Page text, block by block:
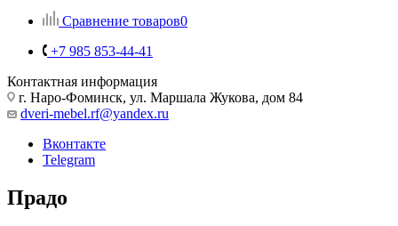
Сравнение товаров0
+7 985 853-44-41
Контактная информация
г. Наро-Фоминск, ул. Маршала Жукова, дом 84
dveri-mebel.rf@yandex.ru
Вконтакте
Telegram
Прадо